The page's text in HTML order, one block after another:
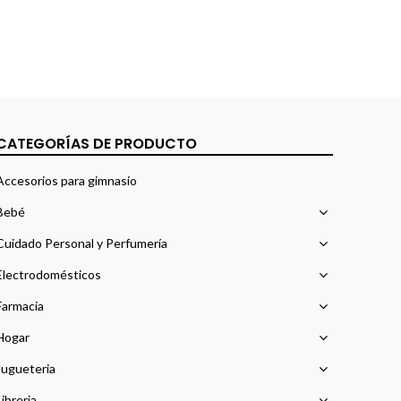
DE PRODUCTO
para gimnasio
Personal y Perfumería